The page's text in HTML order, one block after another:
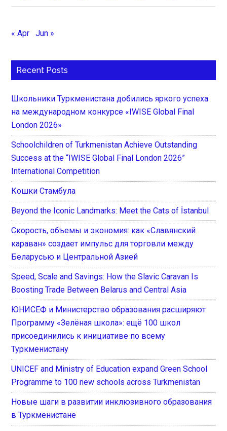
« Apr Jun »
Recent Posts
Школьники Туркменистана добились яркого успеха
на международном конкурсе «IWISE Global Final
London 2026»
Schoolchildren of Turkmenistan Achieve Outstanding
Success at the “IWISE Global Final London 2026”
International Competition
Кошки Стамбула
Beyond the Iconic Landmarks: Meet the Cats of İstanbul
Скорость, объемы и экономия: как «Славянский
караван» создает импульс для торговли между
Беларусью и Центральной Азией
Speed, Scale and Savings: How the Slavic Caravan Is
Boosting Trade Between Belarus and Central Asia
ЮНИСЕФ и Министерство образования расширяют
Программу «Зелёная школа»: ещё 100 школ
присоединились к инициативе по всему
Туркменистану
UNICEF and Ministry of Education expand Green School
Programme to 100 new schools across Turkmenistan
Новые шаги в развитии инклюзивного образования
в Туркменистане